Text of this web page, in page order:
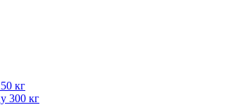
кг
300 кг